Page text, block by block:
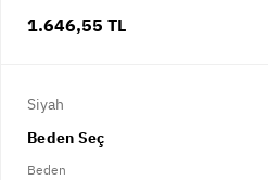
1.646,55 TL
Siyah
Beden Seç
Beden